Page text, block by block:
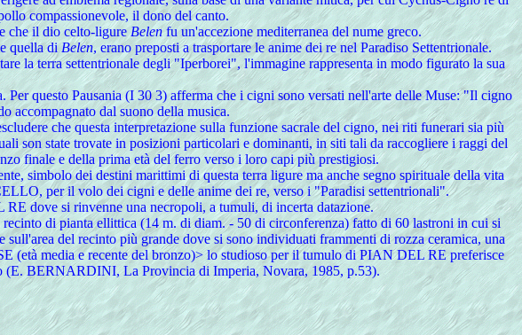
compassionevole, il dono del canto.
che il dio celto-ligureBelenfu un'accezione mediterranea del nume greco.
quella diBelen, erano preposti a trasportare le anime dei re nel Paradiso Settentrionale.
la terra settentrionale degli "Iperborei", l'immagine rappresenta in modo figurato la sua
questo Pausania (I 30 3) afferma che i cigni sono versati nell'arte delle Muse: "Il cigno
accompagnato dal suono della musica.
che questa interpretazione sulla funzione sacrale del cigno, nei riti funerari sia più
son state trovate in posizioni particolari e dominanti, in siti tali da raccogliere i raggi del
finale e della prima età del ferro verso i loro capi più prestigiosi.
simbolo dei destini marittimi di questa terra ligure ma anche segno spirituale della vita
per il volo dei cigni e delle anime dei re, verso i "Paradisi settentrionali".
dove si rinvenne una necropoli, a tumuli, di incerta datazione.
di pianta ellittica (14 m. di diam. - 50 di circonferenza) fatto di 60 lastroni in cui si
del recinto più grande dove si sono individuati frammenti di rozza ceramica, una
(età media e recente del bronzo)> lo studioso per il tumulo di PIAN DEL RE preferisce
(E. BERNARDINI, La Provincia di Imperia, Novara, 1985, p.53).